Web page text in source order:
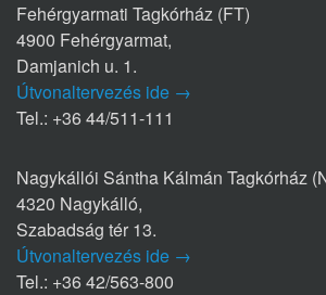
Fehérgyarmati Tagkórház (FT)
4900 Fehérgyarmat,
Damjanich u. 1.
Útvonaltervezés ide →
Tel.: +36 44/511-111
Nagykállói Sántha Kálmán Tagkórház
4320 Nagykálló,
Szabadság tér 13.
Útvonaltervezés ide →
Tel.: +36 42/563-800